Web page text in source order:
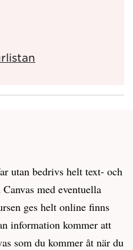
utan bedrivs helt text- och
med eventuella
ges helt online finns
information kommer att
som du kommer åt när du